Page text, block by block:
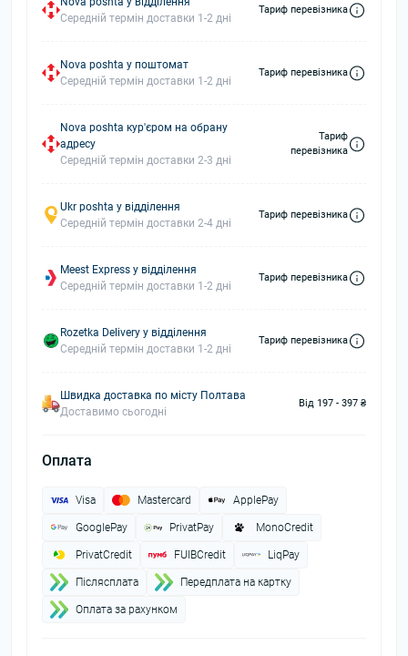
Середній термін доставки 1-2 дні
Тариф перевізника
Nova poshta у поштомат
Середній термін доставки 1-2 дні
Тариф перевізника
Nova poshta кур'єром на обрану
адресу
Середній термін доставки 2-3 дні
Тариф
перевізника
Ukr poshta у відділення
Середній термін доставки 2-4 дні
Тариф перевізника
Meest Express у відділення
Середній термін доставки 1-2 дні
Тариф перевізника
Rozetka Delivery у відділення
Середній термін доставки 1-2 дні
Тариф перевізника
Швидка доставка по місту Полтава
Доставимо сьогодні
Від 197 - 397 ₴
Оплата
Visa Mastercard ApplePay
GooglePay PrivatPay MonoCredit
PrivatCredit FUIBCredit LiqPay
Пiслясплата Передплата на картку
Оплата за рахунком